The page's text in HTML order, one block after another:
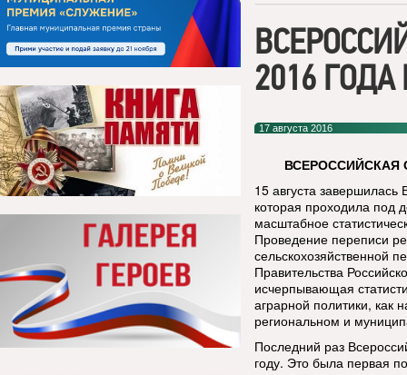
2016
17 августа 2016
ВСЕРОССИЙСКАЯ
15 августа завершилась
которая проходила под
масштабное
Проведение переписи
сельскохозяйственной
Правительства
исчерпывающая
аграрной политики, как
региональном и
Последний раз
году. Это была первая